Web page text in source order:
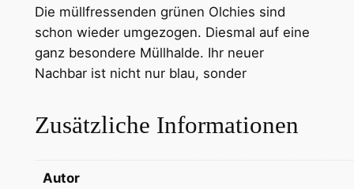
Die müllfressenden grünen Olchies sind
schon wieder umgezogen. Diesmal auf eine
ganz besondere Müllhalde. Ihr neuer
Nachbar ist nicht nur blau, sonder
Zusätzliche Informationen
Autor